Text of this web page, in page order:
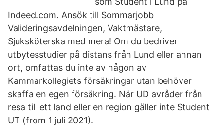
Indeed.com. Ansök till Sommarjobb
Valideringsavdelningen, Vaktmästare,
Sjuksköterska med mera! Om du bedriver
utbytesstudier på distans från Lund eller annan
ort, omfattas du inte av någon av
Kammarkollegiets försäkringar utan behöver
skaffa en egen försäkring. När UD avråder från
resa till ett land eller en region gäller inte Student
UT (from 1 juli 2021).